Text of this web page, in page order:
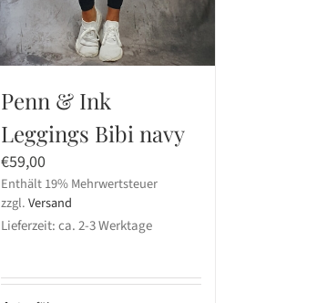
Penn & Ink
Leggings Bibi navy
€59,00
Enthält 19% Mehrwertsteuer
zzgl.Versand
Lieferzeit: ca. 2-3 Werktage